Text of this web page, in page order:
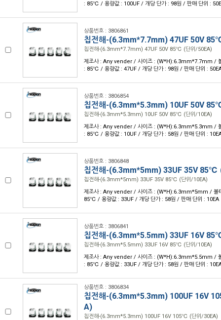
: 85℃ / 용량값 : 100UF / 개당 단가 : 98원 / 판매 단위 :
상품번호 : 3806861
칩전해-(6.3mm*7.7mm) 47UF 50V
칩전해-(6.3mm*7.7mm) 47UF 50V 85℃ (단위/50EA)
제조사 : Any vender / 사이즈 : (W*H):6.3mm*7.7mm /
: 85℃ / 용량값 : 47UF / 개당 단가 : 98원 / 판매 단위 :
상품번호 : 3806854
칩전해-(6.3mm*5.3mm) 10UF 50V
칩전해-(6.3mm*5.3mm) 10UF 50V 85℃ (단위/10EA)
제조사 : Any vender / 사이즈 : (W*H):6.3mm*5.3mm /
: 85℃ / 용량값 : 10UF / 개당 단가 : 58원 / 판매 단위 :
상품번호 : 3806848
칩전해-(6.3mm*5mm) 33UF 35V 85℃
칩전해-(6.3mm*5mm) 33UF 35V 85℃ (단위/10EA)
제조사 : Any vender / 사이즈 : (W*H):6.3mm*5mm / 볼
85℃ / 용량값 : 33UF / 개당 단가 : 58원 / 판매 단위 : 10EA
상품번호 : 3806841
칩전해-(6.3mm*5.5mm) 33UF 16V
칩전해-(6.3mm*5.5mm) 33UF 16V 85℃ (단위/10EA)
제조사 : Any vender / 사이즈 : (W*H):6.3mm*5.5mm /
: 85℃ / 용량값 : 33UF / 개당 단가 : 58원 / 판매 단위 :
상품번호 : 3806834
칩전해-(6.3mm*5.3mm) 100UF 16V
A)
칩전해-(6.3mm*5.3mm) 100UF 16V 105℃ (단위/30EA)